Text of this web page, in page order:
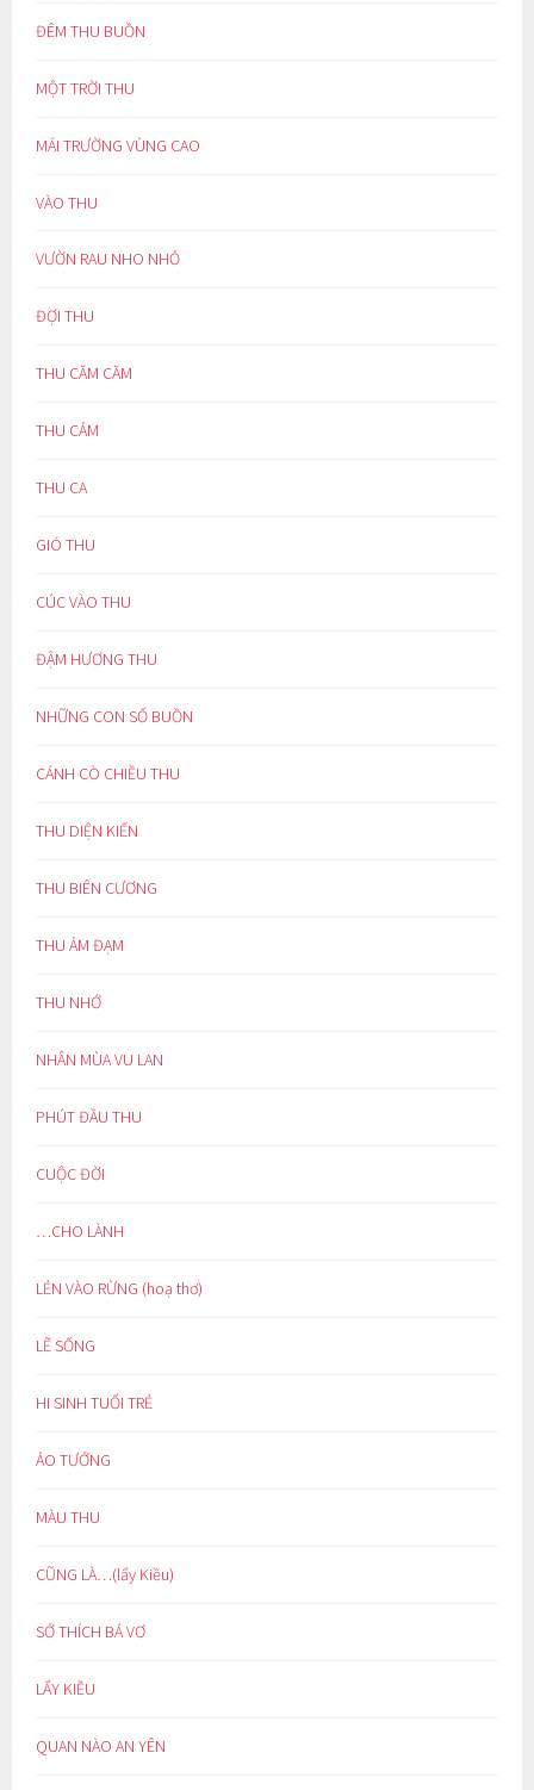
ĐÊM THU BUỒN
MỘT TRỜI THU
MÁI TRƯỜNG VÙNG CAO
VÀO THU
VƯỜN RAU NHO NHỎ
ĐỢI THU
THU CĂM CĂM
THU CẢM
THU CA
GIÓ THU
CÚC VÀO THU
ĐẬM HƯƠNG THU
NHỮNG CON SỐ BUỒN
CÁNH CÒ CHIỀU THU
THU DIỆN KIẾN
THU BIÊN CƯƠNG
THU ẢM ĐẠM
THU NHỚ
NHÂN MÙA VU LAN
PHÚT ĐẦU THU
CUỘC ĐỜI
…CHO LÀNH
LẺN VÀO RỪNG (hoạ thơ)
LẼ SỐNG
HI SINH TUỔI TRẺ
ẢO TƯỞNG
MÀU THU
CŨNG LÀ…(lẩy Kiều)
SỞ THÍCH BÁ VƠ
LẨY KIỀU
QUAN NÀO AN YÊN